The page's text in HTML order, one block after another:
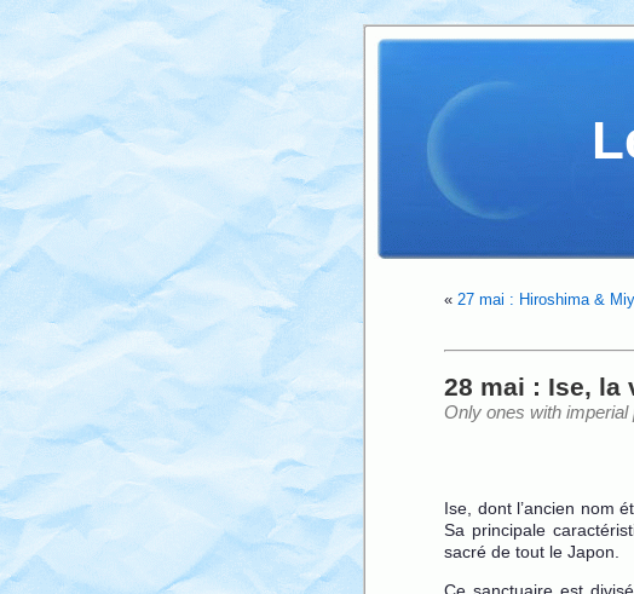
« 27 mai : Hiroshima &
28 mai : Ise, la
Only ones with
Ise, dont l’ancien nom
Sa principale
sacré de tout le Japon.